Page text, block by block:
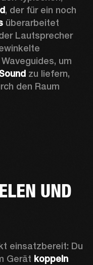
überarbeitet
Lautsprecher
zu liefern,
den Raum
UND
einsatzbereit: Du
Gerät koppeln